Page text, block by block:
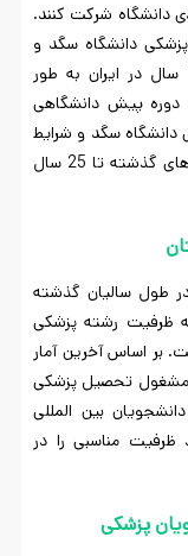
دانشگاه شرکت کنند.
دانشگاه سگد و
کشور مجارستان سن 18 سال است. سن 18 سال در ایران به طور
دوره پیش دانشگاهی
سگد و شرایط
شرکت در آزمون ورودی دانشگاه سگد در سال های گذشته تا 25 سال
طول سالیان گذشته
ظرفیت رشته پزشکی
بر اساس آخرین آمار
المللی مشغول تحصیل پزشکی
بین المللی
ظرفیت مناسبی را در
پزشکی